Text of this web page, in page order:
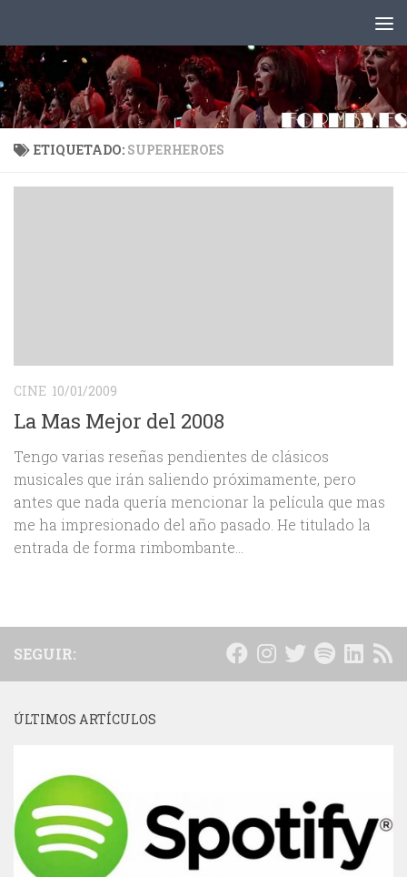
ETIQUETADO: SUPERHEROES
CINE 10/01/2009
La Mas Mejor del 2008
Tengo varias reseñas pendientes de clásicos
musicales que irán saliendo próximamente, pero
antes que nada quería mencionar la película que mas
me ha impresionado del año pasado. He titulado la
entrada de forma rimbombante...
SEGUIR:
ÚLTIMOS ARTÍCULOS